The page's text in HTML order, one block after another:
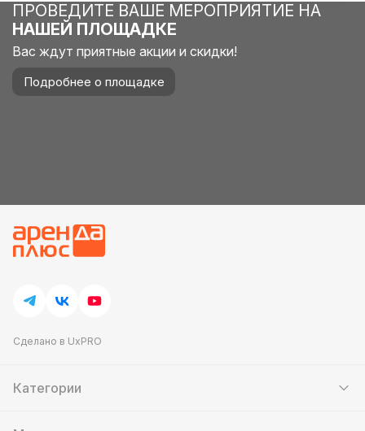
ПРОВЕДИТЕ ВАШЕ МЕРОПРИЯТИЕ НА
НАШЕЙ ПЛОЩАДКЕ
Вас ждут приятные акции и скидки!
Подробнее о площадке
Сделано в UxPRO
Категории